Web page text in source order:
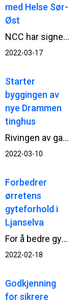
med Helse Sør-
Øst
NCC har signert samspillskontrakt med Helse Sør-Øst RHF for utvikling av Ny sikkerhetspsykiatri på Ila i Bærum. Samspillsarbeidet starter opp umiddelbart.
2022-03-17
Starter
byggingen av
nye Drammen
tinghus
Rivingen av gamle Park hotell i Drammen er gjennomført. Nå starter Statsbygg og NCC opp betongarbeidene til det nye tinghuset.
2022-03-10
Forbedrer
ørretens
gyteforhold i
Ljanselva
For å bedre gyteforholdene for ørreten i Ljanselva i Oslo, har NCC Område Oslo nylig utført habitatforbedring.
2022-02-18
Godkjenning
for sikrere